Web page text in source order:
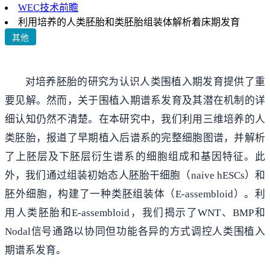
WEC技术前瞻
利用培养的人类胚胎和类胚胎组装体解析着床期发育
其他
对培养胚胎的研究为认识人类围植入期发育提供了重
要见解。然而，关于围植入期谱系发育及其潜在机制的详
细认知仍然不清楚。在本研究中，我们利用三维培养的人
类胚胎，报道了早期植入后谱系的完整细胞图谱，并解析
了上胚层及下胚层衍生谱系的细胞组成和基因特征。此
外，我们通过组装初始态人胚胎干细胞（naive hESCs）和
胚外细胞，构建了一种类胚组装体（E-assembloid）。利
用人类胚胎和E-assembloid，我们揭示了WNT、BMP和
Nodal信号通路以协同但功能各异的方式调控人类围植入
期谱系发育。